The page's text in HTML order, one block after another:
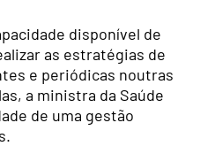
disponível de
as estratégias de
e periódicas noutras
a ministra da Saúde
de uma gestão